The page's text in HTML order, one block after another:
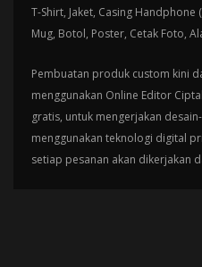
T-Shirt, Jaket, Casing
Mug, Botol, Poster, Cetak Foto,
Pembuatan produk custom kini
menggunakan Online Editor
gratis, untuk mengerjakan
menggunakan teknologi digital
setiap pesanan akan dikerjakan